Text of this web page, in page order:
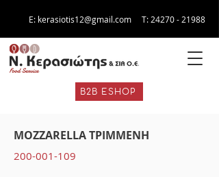
E: kerasiotis12@gmail.com Τ: 24270 - 21988
B2B ESHOP
MOZZARELLA ΤΡΙΜΜΕΝΗ
200-001-109